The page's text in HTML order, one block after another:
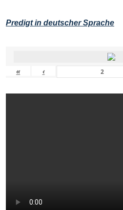
Predigt in deutscher Sprache
« ‹